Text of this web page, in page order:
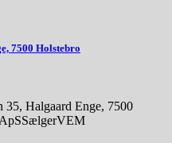
7500 Holstebro
35, Halgaard Enge, 7500